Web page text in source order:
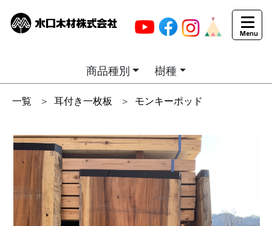
商品種別 樹種
一覧 ＞ 耳付き一枚板 ＞ モンキーポッド
商品画像